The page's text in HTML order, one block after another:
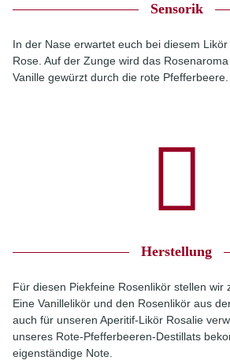
Sensorik
In der Nase erwartet euch bei diesem
Rose. Auf der Zunge wird das
Vanille gewürzt durch die rote Pfefferbeere.
Herstellung
Für diesen Piekfeine Rosenlikör stellen wir
Eine Vanillelikör und den Rosenlikör aus
auch für unseren Aperitif-Likör Rosalie
unseres Rote-Pfefferbeeren-Destillats
eigenständige Note.